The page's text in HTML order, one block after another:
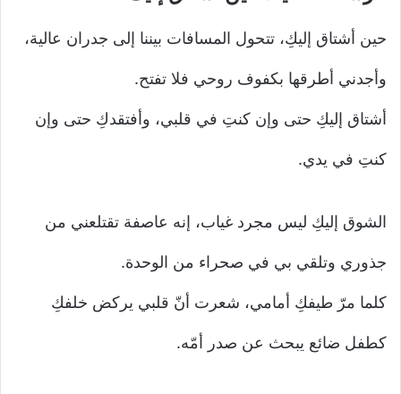
حين أشتاق إليكِ، تتحول المسافات بيننا إلى جدران عالية،
وأجدني أطرقها بكفوف روحي فلا تفتح.
أشتاق إليكِ حتى وإن كنتِ في قلبي، وأفتقدكِ حتى وإن
كنتِ في يدي.
الشوق إليكِ ليس مجرد غياب، إنه عاصفة تقتلعني من
جذوري وتلقي بي في صحراء من الوحدة.
كلما مرّ طيفكِ أمامي، شعرت أنّ قلبي يركض خلفكِ
كطفل ضائع يبحث عن صدر أمّه.